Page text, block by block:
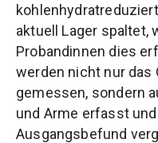
aktuell Lager spaltet,
Probandinnen dies
werden nicht nur das
gemessen, sondern
und Arme erfasst
Ausgangsbefund